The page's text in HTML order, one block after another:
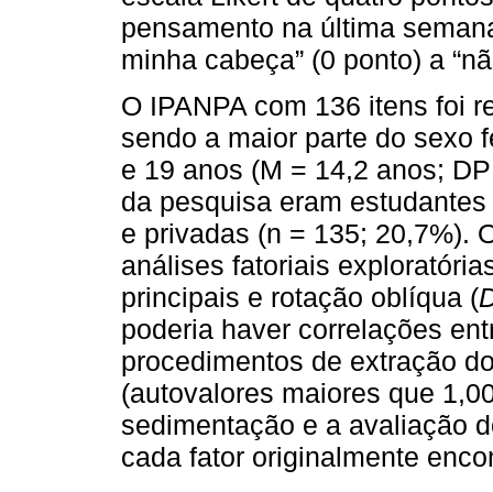
pensamento na última
minha cabeça” (0 ponto) a
O IPANPA com 136 itens foi
sendo a maior parte do sexo
e 19 anos (M = 14,2 anos;
da pesquisa eram
e privadas (n = 135; 20,7%).
análises fatoriais
principais e rotação oblíqua (
poderia haver correlações
procedimentos de extração
(autovalores maiores que
sedimentação e a avaliação
cada fator originalmente